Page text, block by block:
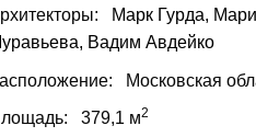
Марк Гурда
Вадим Авдейко
Московская
379,1 м2